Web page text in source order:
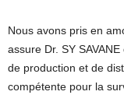
Nous avons pris en
assure Dr. SY
de production et de
compétente pour la